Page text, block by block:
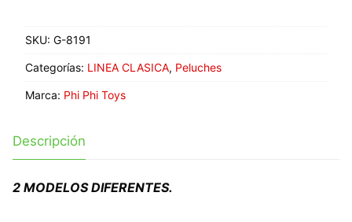
SKU: G-8191
Categorías: LINEA CLASICA, Peluches
Marca: Phi Phi Toys
Descripción
2 MODELOS DIFERENTES.